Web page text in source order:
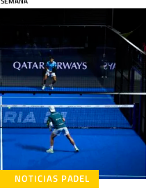
NOTICIAS PADEL